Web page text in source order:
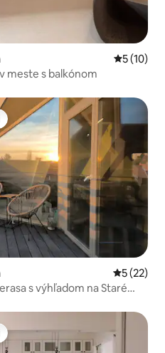
5 (10)
meste s balkónom
5 (22)
s výhľadom na Staré